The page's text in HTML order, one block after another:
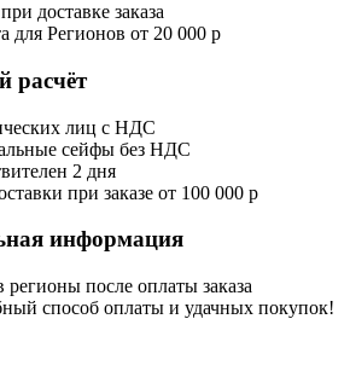
доставке заказа
для Регионов от 20 000 р
расчёт
лиц с НДС
сейфы без НДС
2 дня
при заказе от 100 000 р
информация
регионы после оплаты заказа
способ оплаты и удачных покупок!